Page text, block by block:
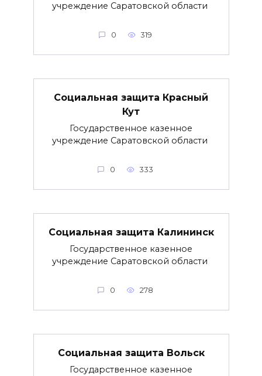
учреждение Саратовской области
0 319
Социальная защита Красный
Кут
Государственное казенное
учреждение Саратовской области
0 333
Социальная защита Калининск
Государственное казенное
учреждение Саратовской области
0 278
Социальная защита Вольск
Государственное казенное